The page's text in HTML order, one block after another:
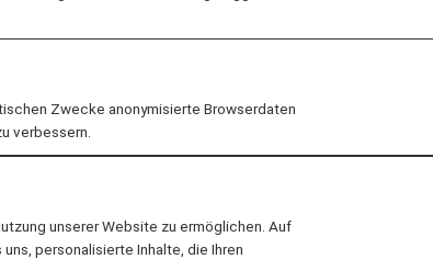
werden von der
angegeben erbracht.
der
Weitere Informationen
Sie kontaktieren die
.
Zwecke anonymisierte Browserdaten
verbessern.
unserer Website zu ermöglichen. Auf
personalisierte Inhalte, die Ihren